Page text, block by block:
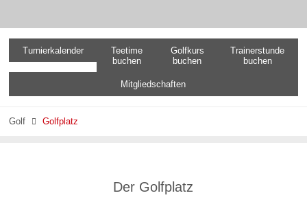
Turnierkalender
Teetime
buchen
Golfkurs
buchen
Trainerstunde
buchen
Mitgliedschaften
Golf  Golfplatz
Der Golfplatz